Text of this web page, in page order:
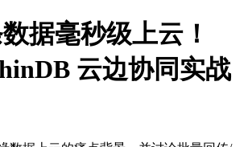
据毫秒级上云！
云边协同实战